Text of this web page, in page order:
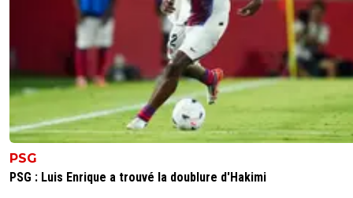
PSG
PSG : Luis Enrique a trouvé la doublure d'Hakimi